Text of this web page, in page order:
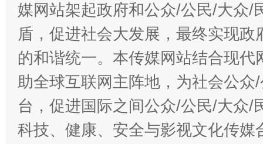
媒网站架起政府和公众/公民/大众/
盾，促进社会大发展，最终实现
的和谐统一。本传媒网站结合现
助全球互联网主阵地，为社会公
台，促进国际之间公众/公民/大众/
科技、健康、安全与影视文化传